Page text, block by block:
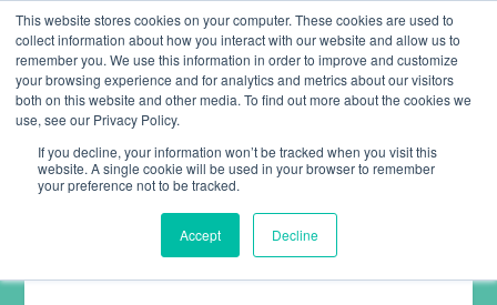
This website stores cookies on your computer. These cookies are used to
collect information about how you interact with our website and allow us to
remember you. We use this information in order to improve and customize
your browsing experience and for analytics and metrics about our visitors
both on this website and other media. To find out more about the cookies we
use, see our Privacy Policy.
If you decline, your information won’t be tracked when you visit this
website. A single cookie will be used in your browser to remember
your preference not to be tracked.
Accept Decline
BLUTDRUCKMESSGERÄTE –
HANDGELENK